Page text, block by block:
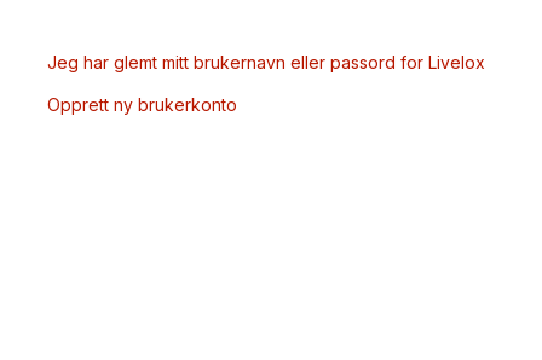
Jeg har glemt mitt brukernavn eller passord for Livelox
Opprett ny brukerkonto